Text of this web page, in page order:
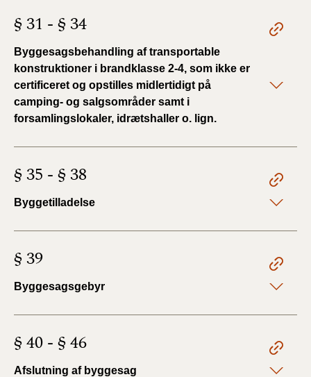
§ 31 - § 34
Byggesagsbehandling af transportable
konstruktioner i brandklasse 2-4, som ikke er
certificeret og opstilles midlertidigt på
camping- og salgsområder samt i
forsamlingslokaler, idrætshaller o. lign.
§ 35 - § 38
Byggetilladelse
§ 39
Byggesagsgebyr
§ 40 - § 46
Afslutning af byggesag